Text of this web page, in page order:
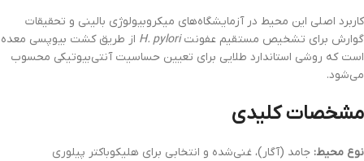
کاربرد اصلی این محیط در آزمایشگاه‌های میکروبیولوژی بالینی و تحقیقات
گوارش برای تشخیص مستقیم عفونتH. pylori از طریق کشت بیوپسی معده
است که روشی استاندارد طلایی برای تعیین حساسیت آنتی‌بیوتیکی محسوب
می‌شود.
مشخصات کلیدی
نوع محیط: جامد (آگار)، غنی‌شده و انتخابی برای هلیکوباکتر پیلوری